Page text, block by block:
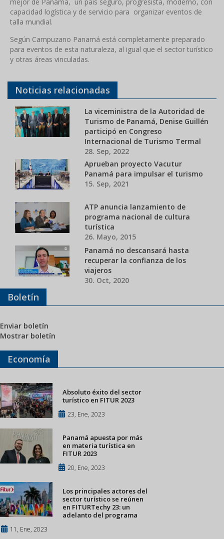
capacidad logística y de servicio para organizar eventos de
talla mundial.
Según Campuzano Panamá está completamente preparado
para eventos de esta naturaleza, al igual que el sector turístico
y otras áreas vinculadas.
Noticias relacionadas
La viceministra de la Autoridad de
Turismo de Panamá, Denise Guillén
participó en Congreso
Internacional de Turismo Termal
28. Sep, 2022
Aprueban proyecto Vacutur
Panamá para impulsar el turismo
15. Sep, 2021
ATP anuncia lanzamiento de
programa nacional de cultura
turística
26. Mayo, 2015
Panamá no descansará hasta
recuperar la confianza de los
viajeros
30. Oct, 2020
Boletín
Enviar boletín
Mostrar boletín
Economía
Absoluto éxito del sector
turístico en FITUR 2023
23, Ene, 2023
Panamá apuesta por más
en materia turística en
FITUR 2023
20, Ene, 2023
Los principales actores del
sector turístico se reúnen
en FITURTechy 23: un
adelanto del programa
11, Ene, 2023